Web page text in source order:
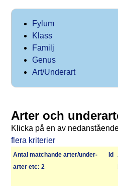
Fylum
Klass
Familj
Genus
Art/Underart
Arter och
Klicka på en av
flera kriterier
Antal matchan­de arter/­under­
arter etc: 2
Id